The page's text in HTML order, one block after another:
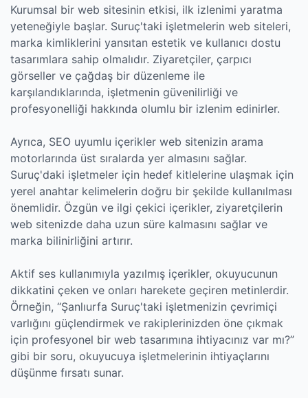
Kurumsal bir web sitesinin etkisi, ilk izlenimi yaratma
yeteneğiyle başlar. Suruç'taki işletmelerin web siteleri,
marka kimliklerini yansıtan estetik ve kullanıcı dostu
tasarımlara sahip olmalıdır. Ziyaretçiler, çarpıcı
görseller ve çağdaş bir düzenleme ile
karşılandıklarında, işletmenin güvenilirliği ve
profesyonelliği hakkında olumlu bir izlenim edinirler.
Ayrıca, SEO uyumlu içerikler web sitenizin arama
motorlarında üst sıralarda yer almasını sağlar.
Suruç'daki işletmeler için hedef kitlelerine ulaşmak için
yerel anahtar kelimelerin doğru bir şekilde kullanılması
önemlidir. Özgün ve ilgi çekici içerikler, ziyaretçilerin
web sitenizde daha uzun süre kalmasını sağlar ve
marka bilinirliğini artırır.
Aktif ses kullanımıyla yazılmış içerikler, okuyucunun
dikkatini çeken ve onları harekete geçiren metinlerdir.
Örneğin, “Şanlıurfa Suruç'taki işletmenizin çevrimiçi
varlığını güçlendirmek ve rakiplerinizden öne çıkmak
için profesyonel bir web tasarımına ihtiyacınız var mı?”
gibi bir soru, okuyucuya işletmelerinin ihtiyaçlarını
düşünme fırsatı sunar.